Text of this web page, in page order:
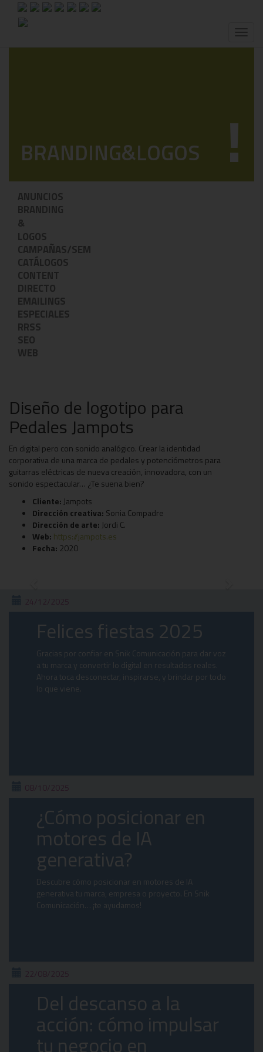
Toggle
!
BRANDING&LOGOS
ANUNCIOS
BRANDING
&
LOGOS
CAMPAÑAS/SEM
CATÁLOGOS
CONTENT
DIRECTO
EMAILINGS
ESPECIALES
RRSS
SEO
WEB
Diseño de logotipo para
Pedales Jampots
En digital pero con sonido analógico. Crear la identidad
corporativa de una marca de pedales y potenciómetros para
guitarras eléctricas de nueva creación, innovadora, con un
sonido espectacular… ¿Te suena bien?
Cliente: Jampots
Dirección creativa: Sonia Compadre
Dirección de arte: Jordi C.
Web: https://jampots.es
Fecha: 2020
24/12/2025
Felices fiestas 2025
Gracias por confiar en Snik Comunicación para dar voz
a tu marca y convertir lo digital en resultados reales.
Ahora toca desconectar, inspirarse, y brindar por todo
lo que viene.
08/10/2025
¿Cómo posicionar en
motores de IA
generativa?
Descubre cómo posicionar en motores de IA
generativa tu marca, empresa o proyecto. En Snik
Comunicación… ¡te ayudamos!
22/08/2025
Del descanso a la
acción: cómo impulsar
tu negocio en